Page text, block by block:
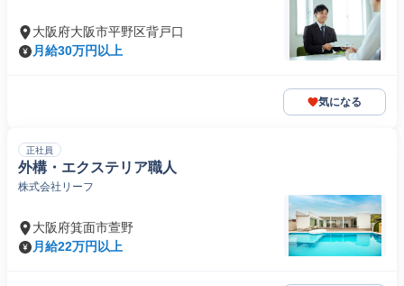
大阪府大阪市平野区背戸口
月給30万円以上
気になる
正社員
外構・エクステリア職人
株式会社リーフ
大阪府箕面市萱野
月給22万円以上